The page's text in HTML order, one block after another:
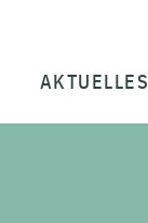
AKTUELLES